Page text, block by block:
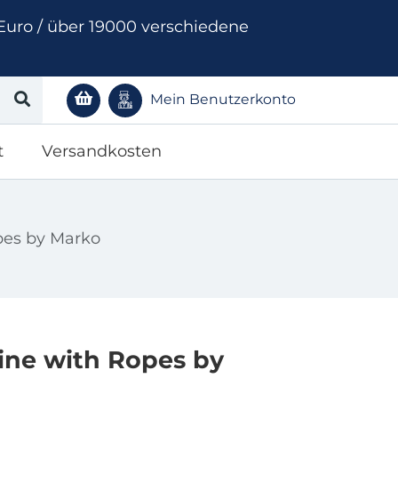
/ über 19000 verschiedene
Mein Benutzerkonto
Versandkosten
by Marko
with Ropes by